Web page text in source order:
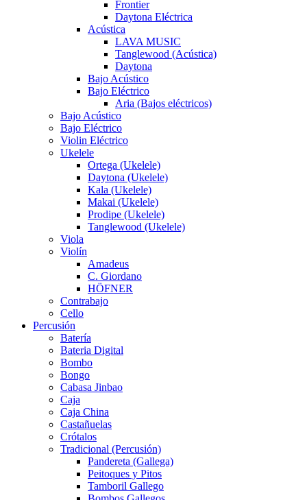
Frontier
Daytona Eléctrica
Acústica
LAVA MUSIC
Tanglewood (Acústica)
Daytona
Bajo Acústico
Bajo Eléctrico
Aria (Bajos eléctricos)
Bajo Acústico
Bajo Eléctrico
Violin Eléctrico
Ukelele
Ortega (Ukelele)
Daytona (Ukelele)
Kala (Ukelele)
Makai (Ukelele)
Prodipe (Ukelele)
Tanglewood (Ukelele)
Viola
Violín
Amadeus
C. Giordano
HÖFNER
Contrabajo
Cello
Percusión
Batería
Bateria Digital
Bombo
Bongo
Cabasa Jinbao
Caja
Caja China
Castañuelas
Crótalos
Tradicional (Percusión)
Pandereta (Gallega)
Peitoques y Pitos
Tamboril Gallego